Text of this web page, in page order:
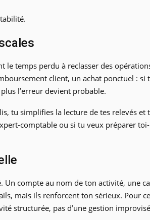
le temps perdu à reclasser des
client, un achat ponctuel : si
l’erreur devient probable.
tu simplifies la lecture de tes relevés et
comptable ou si tu veux préparer
Un compte au nom de ton activité, une
mais ils renforcent ton sérieux. Pour
structurée, pas d’une gestion